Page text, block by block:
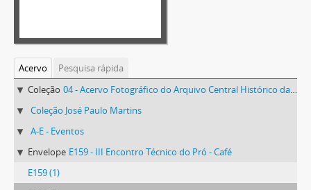
Acervo
Pesquisa rápida
Coleção 04 - Acervo Fotográfico do Arquivo Central Histórico da UFV
Coleção José Paulo Martins
A-E - Eventos
Envelope E159 - III Encontro Técnico do Pró - Café
E159 (1)